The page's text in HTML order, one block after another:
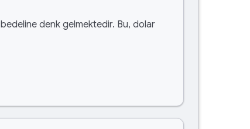
bedeline denk gelmektedir. Bu, dolar